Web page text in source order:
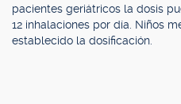
pacientes geriátricos la dosis
12 inhalaciones por día. Niños
establecido la dosificación.